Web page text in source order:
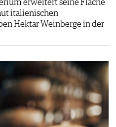
erweitert seine Fläche
italienischen
Hektar Weinberge in der